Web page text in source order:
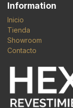
Information
Inicio
Tienda
Showroom
Contacto